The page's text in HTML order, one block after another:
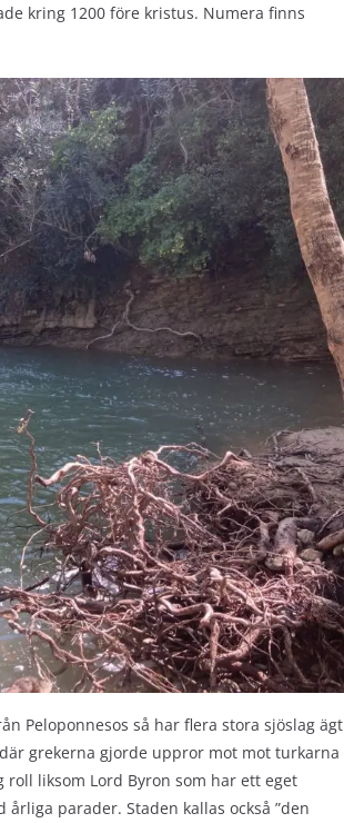
kring 1200 före kristus. Numera finns
Peloponnesos så har flera stora sjöslag ägt
grekerna gjorde uppror mot mot turkarna
liksom Lord Byron som har ett eget
parader. Staden kallas också ”den